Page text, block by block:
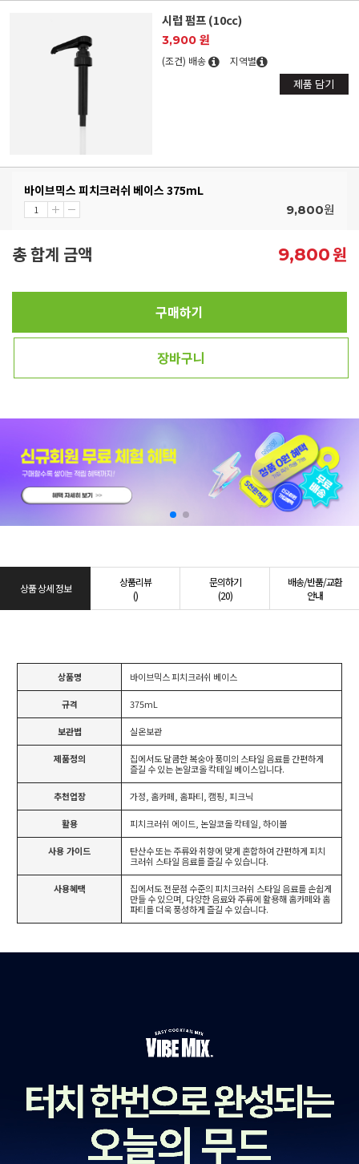
시럽 펌프 (10cc)
3,900 원
(조건) 배송 지역별
제품 담기
바이브믹스 피치크러쉬 베이스 375mL
9,800원
총 합계 금액 9,800원
구매하기
장바구니
상품 상세 정보
상품리뷰
()
문의하기
(20)
배송/반품/교환
안내
상품명 바이브믹스 피치크러쉬 베이스
규격 375mL
보관법 실온보관
제품정의
집에서도 달콤한 복숭아 풍미의 스타일 음료를 간편하게
즐길 수 있는 논알코올 칵테일 베이스입니다.
추천업장 가정, 홈카페, 홈파티, 캠핑, 피크닉
활용 피치크러쉬 에이드, 논알코올 칵테일, 하이볼
사용 가이드
탄산수 또는 주류와 취향에 맞게 혼합하여 간편하게 피치
크러쉬 스타일 음료를 즐길 수 있습니다.
사용혜택
집에서도 전문점 수준의 피치크러쉬 스타일 음료를 손쉽게
만들 수 있으며, 다양한 음료와 주류에 활용해 홈카페와 홈
파티를 더욱 풍성하게 즐길 수 있습니다.